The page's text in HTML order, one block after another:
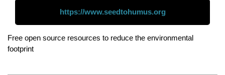
https://www.seedtohumus.org
Free open source resources to reduce the environmental
footprint